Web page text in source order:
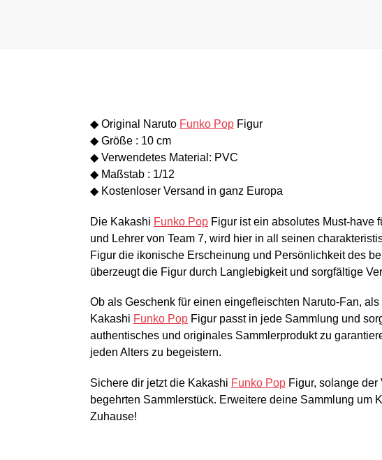
◆ Original Naruto Funko PopFigur
◆ Größe : 10 cm
◆ Verwendetes Material: PVC
◆ Maßstab : 1/12
◆ Kostenloser Versand in ganz Europa
Die Kakashi Funko PopFigur ist ein absolutes Must-have
und Lehrer von Team 7, wird hier in all seinen
Figur die ikonische Erscheinung und Persönlichkeit des
überzeugt die Figur durch Langlebigkeit und sorgfältige
Ob als Geschenk für einen eingefleischten Naruto-Fan,
Kakashi Funko PopFigur passt in jede Sammlung und
authentisches und originales Sammlerprodukt zu
jeden Alters zu begeistern.
Sichere dir jetzt die Kakashi Funko PopFigur, solange der
begehrten Sammlerstück. Erweitere deine Sammlung
Zuhause!